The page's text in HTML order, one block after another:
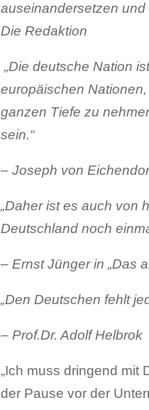
auseinandersetzen
Die Redaktion
„Die deutsche Nation
europäischen
ganzen Tiefe zu
sein.“
– Joseph von
„Daher ist es auch von
Deutschland noch
– Ernst Jünger in „Das
„Den Deutschen fehlt
– Prof.Dr. Adolf Helbrok
„Ich muss dringend mit
der Pause vor der